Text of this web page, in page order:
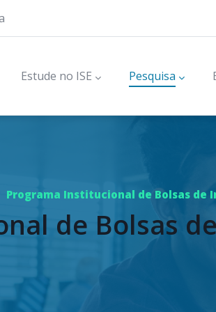
Estude no ISE Pesquisa
Programa Institucional de Bolsas de
de Bolsas